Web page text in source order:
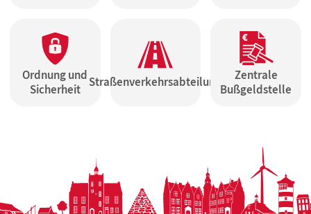
Ordnung und
Sicherheit Straßenverkehrsabteilung
Zentrale
Bußgeldstelle